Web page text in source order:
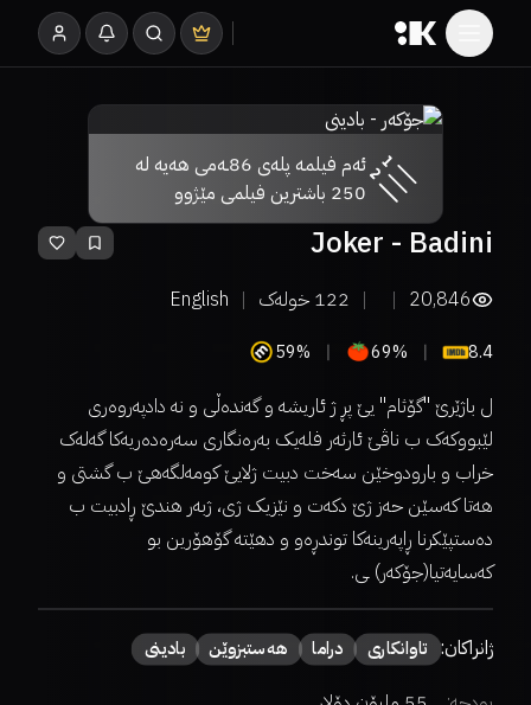
ئەم فیلمە پلەی 86ـەمی هەیە لە
250 باشترین فیلمی مێژوو
Joker - Badini
20,846
122 خولەک English
8.4
69%
59%
ل باژێرێ "گۆثام" یێ پڕ ژ ئاریشە و گەندەڵی و نە دادپەروەری
لێبووکەک ب ناڤێ ئارثەر فلەیک بەرەنگاری سەرەدەریەکا گەلەک
خراب و بارودوخێن سەخت دبیت ژلایێ کومەلگەهێ ب گشتی و
هەتا کەسێن حەز ژێ دکەت و نێزیک ژی، ژبەر هندێ ڕادبیت ب
دەستپێکرنا ڕاپەرینەکا توندڕەو و دهێتە گۆهۆرین بو
کەسایەتیا(جۆکەر) ـی.
ژانراکان: تاوانکاری دراما هەستبزوێن بادینی